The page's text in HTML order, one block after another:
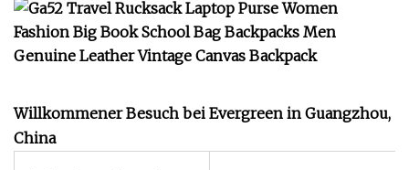
Willkommener Besuch bei Evergreen in Guangzhou,
China